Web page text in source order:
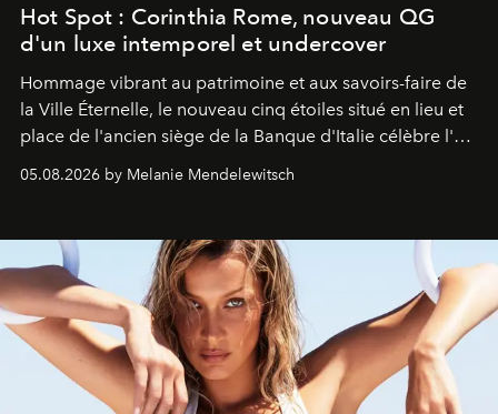
Hot Spot : Corinthia Rome, nouveau QG
d'un luxe intemporel et undercover
Hommage vibrant au patrimoine et aux savoirs-faire de
la Ville Éternelle, le nouveau cinq étoiles situé en lieu et
place de l'ancien siège de la Banque d'Italie célèbre l'art
05.08.2026 by Melanie Mendelewitsch